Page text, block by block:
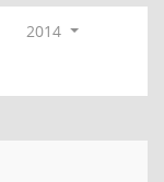
2014